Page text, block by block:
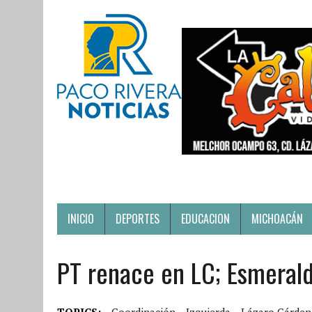
INICIO DEPORTES EDUCACION MICHOACÁN
PT renace en LC;